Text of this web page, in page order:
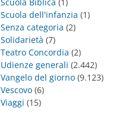
Scuola dell'infanzia (1)
Senza categoria (2)
Solidarietà (7)
Teatro Concordia (2)
Udienze generali (2.442)
Vangelo del giorno (9.123)
Vescovo (6)
Viaggi (15)